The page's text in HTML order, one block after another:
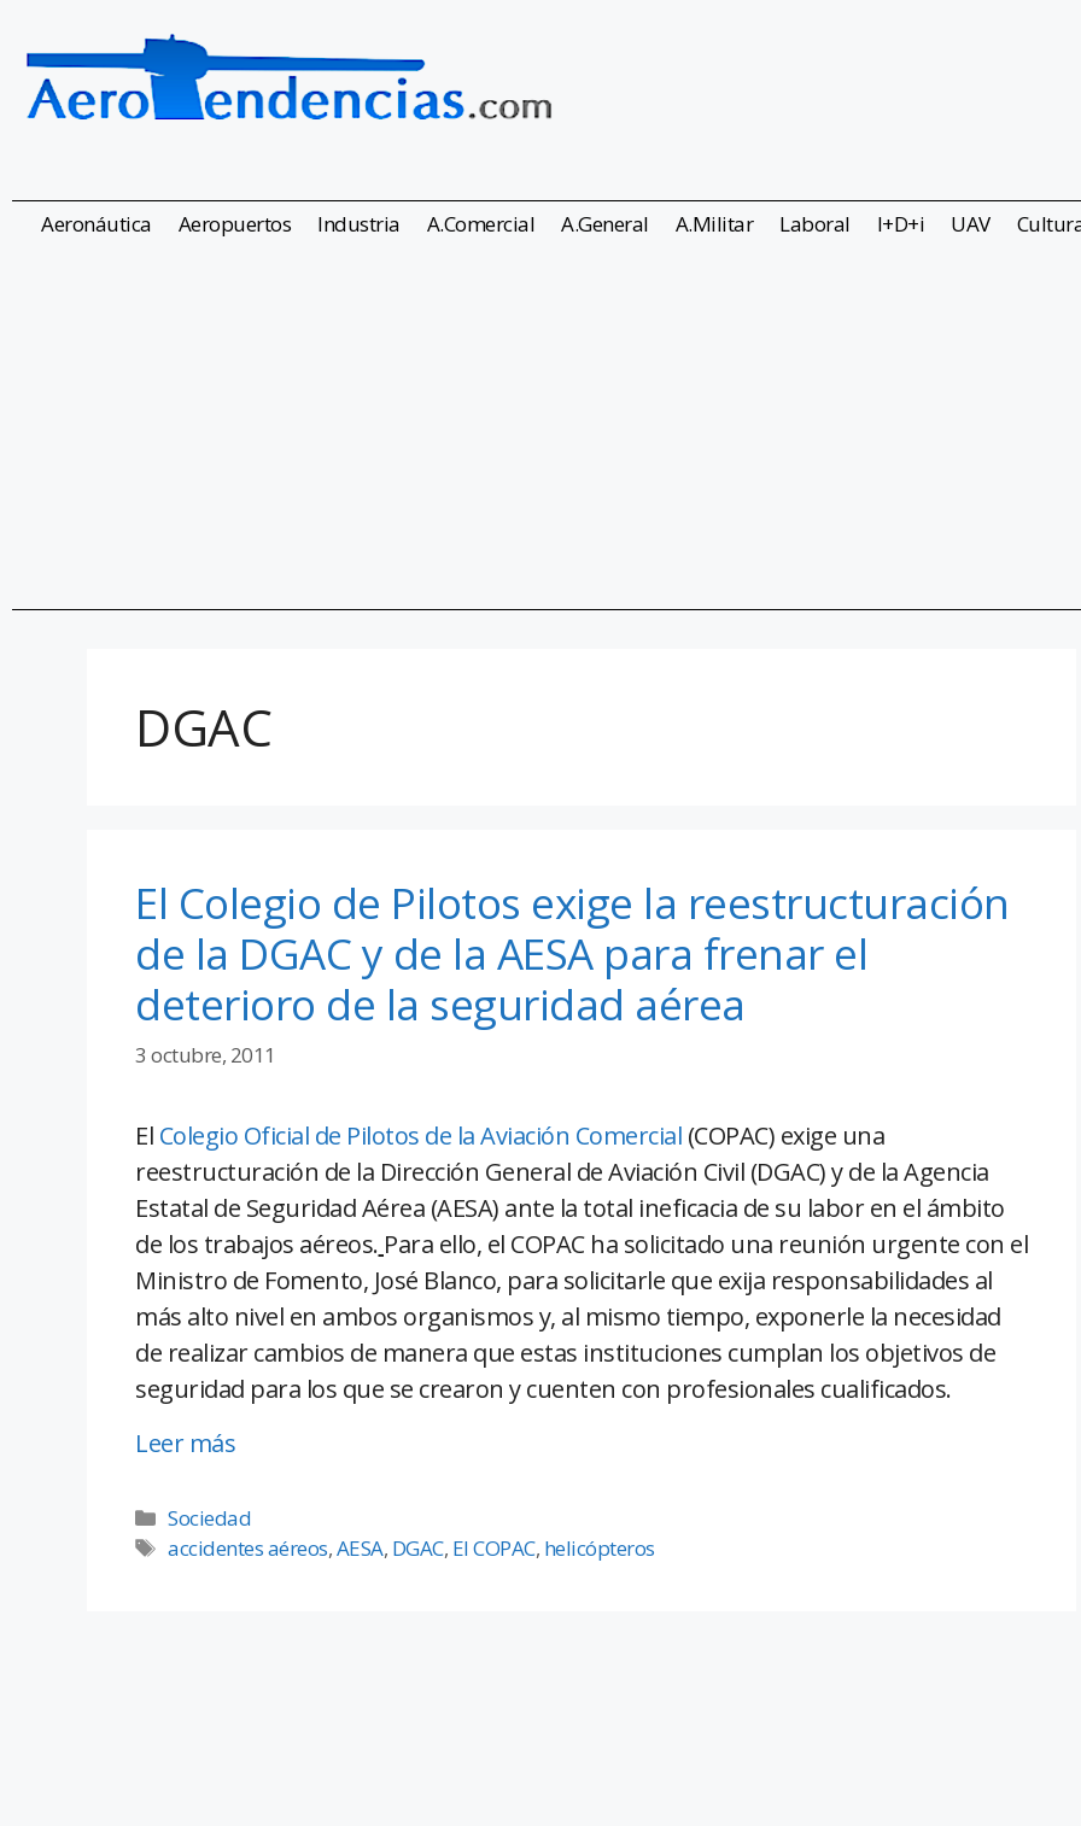
Aeronáutica Aeropuertos Industria A.Comercial A.General A.Militar Laboral I+D+i UAV
DGAC
El Colegio de Pilotos exige la reestructuración
de la DGAC y de la AESA para frenar el
deterioro de la seguridad aérea
3 octubre, 2011
El Colegio Oficial de Pilotos de la Aviación Comercial (COPAC) exige una
reestructuración de la Dirección General de Aviación Civil (DGAC) y de la Agencia
Estatal de Seguridad Aérea (AESA) ante la total ineficacia de su labor en el ámbito
de los trabajos aéreos. Para ello, el COPAC ha solicitado una reunión urgente con el
Ministro de Fomento, José Blanco, para solicitarle que exija responsabilidades al
más alto nivel en ambos organismos y, al mismo tiempo, exponerle la necesidad
de realizar cambios de manera que estas instituciones cumplan los objetivos de
seguridad para los que se crearon y cuenten con profesionales cualificados.
Leer más
Sociedad
accidentes aéreos,AESA, DGAC, El COPAC, helicópteros